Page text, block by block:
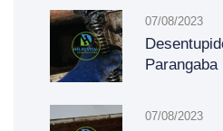
07/08/2023
Parangaba
07/08/2023